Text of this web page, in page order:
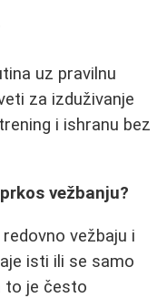
uz pravilnu
za izduživanje
i ishranu bez
vežbanju?
vežbaju i
isti ili se samo
to je često